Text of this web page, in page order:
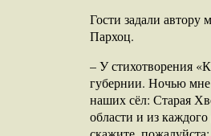
Гости задали автору
Пархоц.
– У стихотворения
губернии. Ночью мне
наших сёл: Старая
области и из